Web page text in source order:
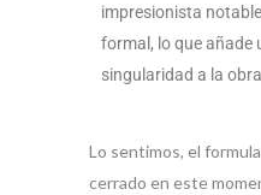
impresionista
formal, lo que añade
singularidad a la
Lo sentimos, el
cerrado en este